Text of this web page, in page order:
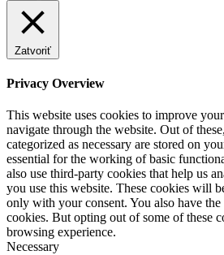
Zatvoriť
Privacy Overview
This website uses cookies to improve
navigate through the website. Out of
categorized as necessary are stored on
essential for the working of basic
also use third-party cookies that help us
you use this website. These cookies will
only with your consent. You also have
cookies. But opting out of some of these
browsing experience.
Necessary